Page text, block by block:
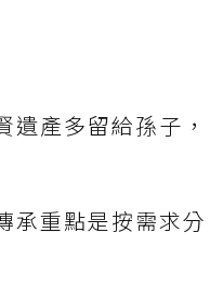
遺產多留給孫子，
承重點是按需求分